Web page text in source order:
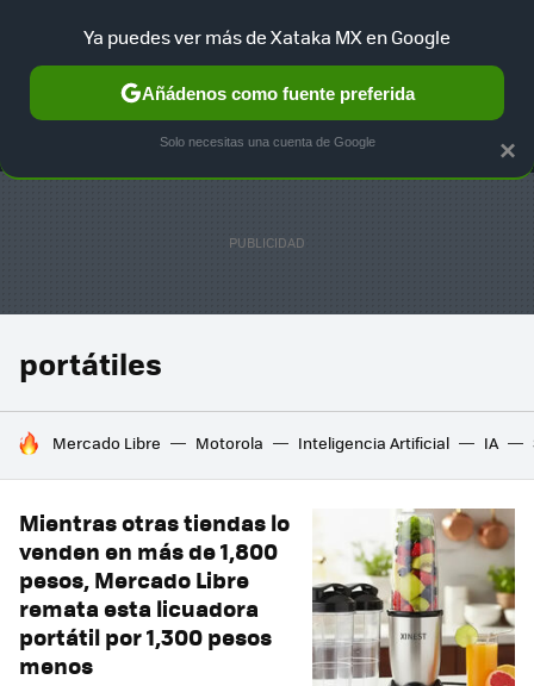
MENÚ NUEVO
GAMING HOME AUTO
portátiles
HOY SE HABLA DE
Mercado Libre Motorola Inteligencia Artificial IA
Mientras otras tiendas lo
venden en más de 1,800
pesos, Mercado Libre
remata esta licuadora
portátil por 1,300 pesos
menos
×
Ya puedes ver más de Xataka MX en Google
Añádenos como fuente preferida
Solo necesitas una cuenta de Google